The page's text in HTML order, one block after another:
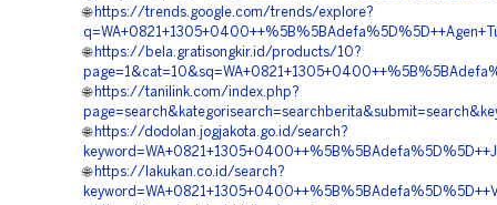
🌐 https://trends.google.com/trends/explore?
🌐 https://bela.gratisongkir.id/products/10?
🌐 https://tanilink.com/index.php?
🌐 https://dodolan.jogjakota.go.id/search?
🌐 https://lakukan.co.id/search?